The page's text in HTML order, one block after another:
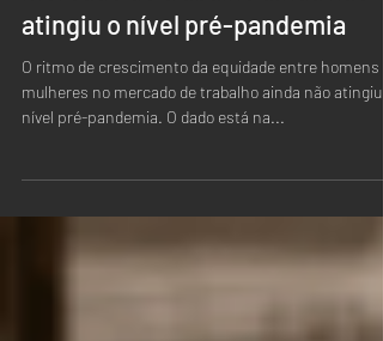
Evolução da Equidade no
atingiu o nível pré-pandemia
O ritmo de crescimento da equidade entre homens e
nível pré-pandemia. O dado está na...